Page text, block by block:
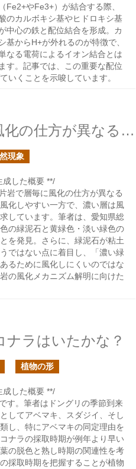
Fe2+やFe3+）が結合する際、
のカルボキシ基やヒドロキシ基
中心の鉄と配位結合を形成。カ
基からH+が外れるのが特徴で、
なる電荷によるイオン結合とは
す。記事では、この重要な配位
いくことを示唆しています。
緑色片岩で層毎に風化の仕方が異なるのは何故か？
現象
成した概要 **/
岩で層毎に風化の仕方が異なる
化しやすい一方で、濃い層は風
しています。筆者は、愛知県総
の緑泥石と黄緑色・淡い緑色の
を発見。さらに、緑泥石が粘土
ではない点に着目し、「濃い緑
るために風化しにくいのではな
の風化メカニズム解明に向けた
ナラはいたかな？
植物の形
成した概要 **/
す。筆者はドングリの季節到来
してアベマキ、スダジイ、そし
し、特にアベマキの同定理由を
ナラの採取時期が例年より早い
の脱色と熟し時期の関連性を考
採取時期を把握することが植物